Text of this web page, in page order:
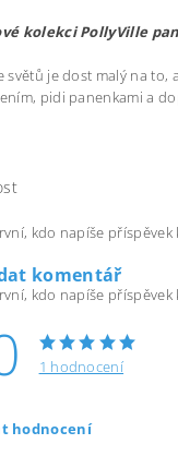
kolekci PollyVille
světů je dost malý na
pidi panenkami a
kdo napíše příspěvek
komentář
kdo napíše příspěvek
1 hodnocení
hodnocení